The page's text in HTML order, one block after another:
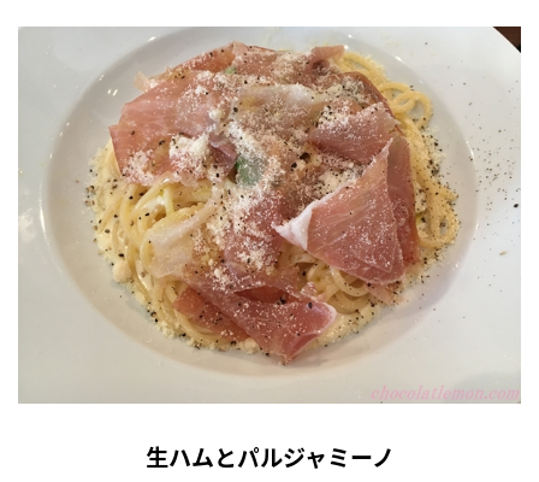
生ハムとパルジャミーノ